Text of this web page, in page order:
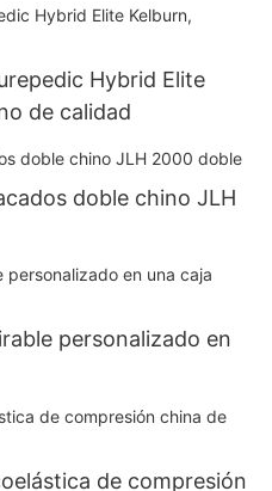
Hybrid Elite
de calidad
doble chino JLH
personalizado en
de compresión